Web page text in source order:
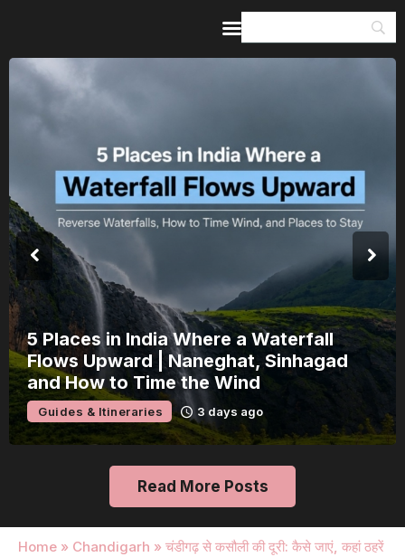
5 Places in India Where a Waterfall
Flows Upward | Naneghat, Sinhagad
and How to Time the Wind
Guides & Itineraries 3 days ago
Read More Posts
Home » Chandigarh » चंडीगढ़ से कसौली की दूरी: कैसे जाएं, कहां ठहरें
Guides & Itineraries
Inspiration
Events &
Browse All